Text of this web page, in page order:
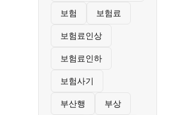
보험 보험료
보험료인상
보험료인하
보험사기
부산행 부상